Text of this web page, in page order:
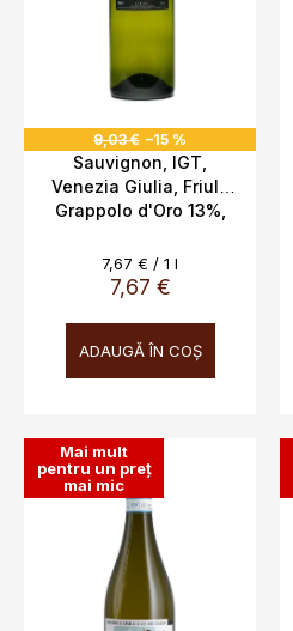
s
e
9,03 € –15 %
Sauvignon, IGT,
Venezia Giulia, Friuli,
Grappolo d'Oro 13%,
7,67 €
Evaluare
preţ:
7,67 € / 1 l
ADAUGĂ ÎN COŞ
Mai mult
pentru un preț
mai mic